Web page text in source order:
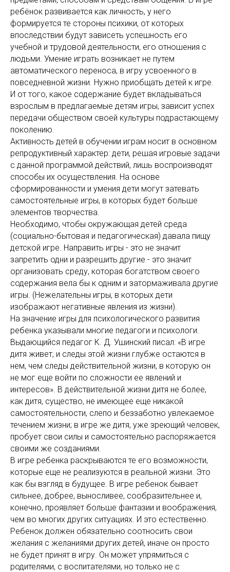
ребёнок развивается как личность, у него
формируется те стороны психики, от которых
впоследствии будут зависеть успешность его
учебной и трудовой деятельности, его отношения с
людьми. Умение играть возникает не путем
автоматического переноса, в игру усвоенного в
повседневной жизни. Нужно приобщать детей к игре.
И от того, какое содержание будет вкладываться
взрослым в предлагаемые детям игры, зависит успех
передачи обществом своей культуры подрастающему
поколению.
Активность детей в обучении играм носит в основном
репродуктивный характер: дети, решая игровые задачи
с данной программой действий, лишь воспроизводят
способы их осуществления. На основе
сформированности и умения дети могут затевать
самостоятельные игры, в которых будет больше
элементов творчества.
Необходимо, чтобы окружающая детей среда
(социально-бытовая и педагогическая) давала пищу
детской игре. Направить игры - это не значит
запретить одни и разрешить другие - это значит
организовать среду, которая богатством своего
содержания вела бы к одним и затормаживала другие
игры. (Нежелательны игры, в которых дети
изображают негативные явления из жизни).
На значение игры для психологического развития
ребенка указывали многие педагоги и психологи.
Выдающийся педагог К. Д. Ушинский писал: «В игре
дитя живет, и следы этой жизни глубже остаются в
нем, чем следы действительной жизни, в которую он
не мог еще войти по сложности ее явлений и
интересов». В действительной жизни дитя не более,
как дитя, существо, не имеющее еще никакой
самостоятельности, слепо и беззаботно увлекаемое
течением жизни; в игре же дитя, уже зреющий человек,
пробует свои силы и самостоятельно распоряжается
своими же созданиями.
В игре ребенка раскрываются те его возможности,
которые еще не реализуются в реальной жизни. Это
как бы взгляд в будущее. В игре ребенок бывает
сильнее, добрее, выносливее, сообразительнее и,
конечно, проявляет больше фантазии и воображения,
чем во многих других ситуациях. И это естественно.
Ребенок должен обязательно соотносить свои
желания с желаниями других детей, иначе он просто
не будет принят в игру. Он может упрямиться с
родителями, с воспитателями, но только не с